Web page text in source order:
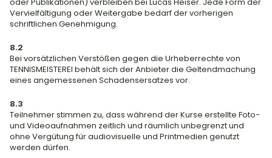
Vervielfältigung oder Weitergabe bedarf der vorherigen
schriftlichen Genehmigung.
8.2
Bei vorsätzlichen Verstößen gegen die Urheberrechte von
TENNISMEISTEREI behält sich der Anbieter die Geltendmachung
eines angemessenen Schadensersatzes vor.
8.3
Teilnehmer stimmen zu, dass während der Kurse erstellte Foto-
und Videoaufnahmen zeitlich und räumlich unbegrenzt und
ohne Vergütung für audiovisuelle und Printmedien genutzt
werden dürfen.